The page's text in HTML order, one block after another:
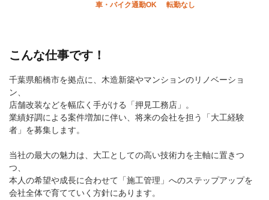
車・バイク通勤OK 転勤なし
こんな仕事です！
千葉県船橋市を拠点に、木造新築やマンションのリノベーショ
ン、
店舗改装などを幅広く手がける「押見工務店」。
業績好調による案件増加に伴い、将来の会社を担う「大工経験
者」を募集します。
当社の最大の魅力は、大工としての高い技術力を主軸に置きつ
つ、
本人の希望や成長に合わせて「施工管理」へのステップアップを
会社全体で育てていく方針にあります。